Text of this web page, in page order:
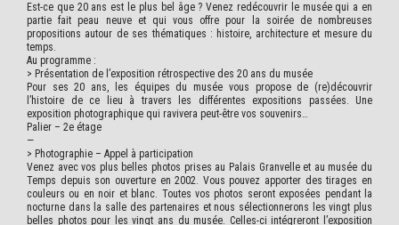
Est-ce que 20 ans est le plus bel âge ? Venez redécouvrir le musée qui a en
partie fait peau neuve et qui vous offre pour la soirée de nombreuses
propositions autour de ses thématiques : histoire, architecture et mesure du
temps.
Au programme :
> Présentation de l’exposition rétrospective des 20 ans du musée
Pour ses 20 ans, les équipes du musée vous propose de (re)découvrir
l’histoire de ce lieu à travers les différentes expositions passées. Une
exposition photographique qui ravivera peut-être vos souvenirs…
Palier – 2e étage
—
> Photographie – Appel à participation
Venez avec vos plus belles photos prises au Palais Granvelle et au musée du
Temps depuis son ouverture en 2002. Vous pouvez apporter des tirages en
couleurs ou en noir et blanc. Toutes vos photos seront exposées pendant la
nocturne dans la salle des partenaires et nous sélectionnerons les vingt plus
belles photos pour les vingt ans du musée. Celles-ci intégreront l’exposition